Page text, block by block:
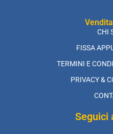
CHI
FISSA
TERMINI E
PRIVACY &
Seguici